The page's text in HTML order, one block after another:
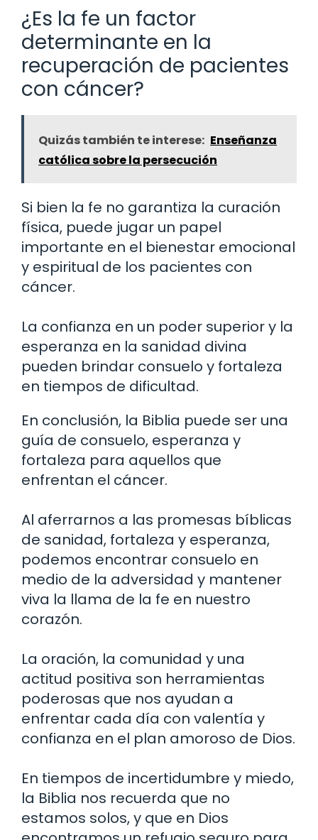
¿Es la fe un factor
determinante en la
recuperación de pacientes
con cáncer?
Quizás también te interese: Enseñanza
católica sobre la persecución
Si bien la fe no garantiza la curación
física, puede jugar un papel
importante en el bienestar emocional
y espiritual de los pacientes con
cáncer.
La confianza en un poder superior y la
esperanza en la sanidad divina
pueden brindar consuelo y fortaleza
en tiempos de dificultad.
En conclusión, la Biblia puede ser una
guía de consuelo, esperanza y
fortaleza para aquellos que
enfrentan el cáncer.
Al aferrarnos a las promesas bíblicas
de sanidad, fortaleza y esperanza,
podemos encontrar consuelo en
medio de la adversidad y mantener
viva la llama de la fe en nuestro
corazón.
La oración, la comunidad y una
actitud positiva son herramientas
poderosas que nos ayudan a
enfrentar cada día con valentía y
confianza en el plan amoroso de Dios.
En tiempos de incertidumbre y miedo,
la Biblia nos recuerda que no
estamos solos, y que en Dios